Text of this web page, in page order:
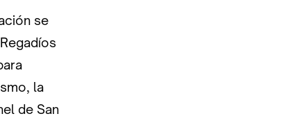
se
la
de San